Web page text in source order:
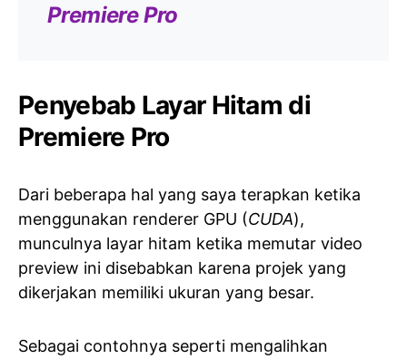
Premiere Pro
Penyebab Layar Hitam di
Premiere Pro
Dari beberapa hal yang saya terapkan ketika
menggunakan renderer GPU (CUDA),
munculnya layar hitam ketika memutar video
preview ini disebabkan karena projek yang
dikerjakan memiliki ukuran yang besar.
Sebagai contohnya seperti mengalihkan